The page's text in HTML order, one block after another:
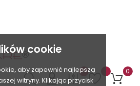
cookie
aby zapewnić najlepszą
witryny. Klikając przycisk
0